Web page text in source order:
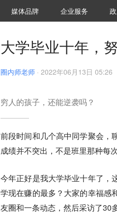
媒体品牌 36Kr研究院
企业服务
大学毕业十年，
圈内师老师 · 2022年06月13日 05:26
穷人的孩子，还能逆袭吗？
前段时间和几个高中同学聚会，
成绩并不突出，不是班里那种每
今年正好是我大学毕业十年了，
学现在赚的最多？大家的幸福感
友圈和一条动态，然后采访了30